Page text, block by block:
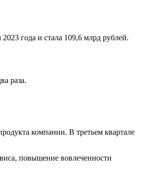
года и стала 109,6 млрд рублей.
раза.
компании. В третьем квартале
повышение вовлеченности